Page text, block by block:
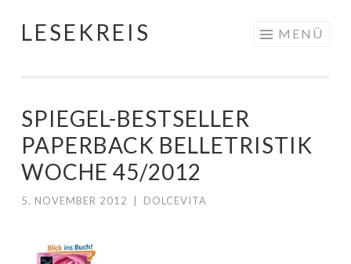
Springe
LESEKREIS MENÜ
SPIEGEL-BESTSELLER
PAPERBACK BELLETRISTIK
WOCHE 45/2012
5. NOVEMBER 2012 DOLCEVITA